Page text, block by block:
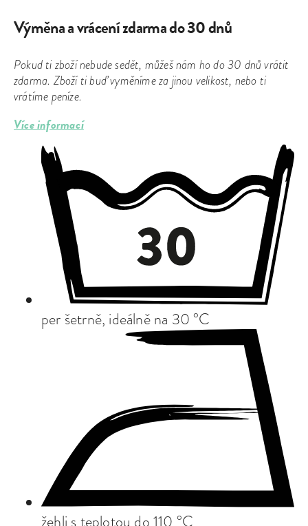
Výměna a vrácení zdarma do 30 dnů
Pokud ti zboží nebude sedět, můžeš nám ho do 30 dnů vrátit
zdarma. Zboží ti buď vyměníme za jinou velikost, nebo ti
vrátíme peníze.
Více informací
per šetrně, ideálně na 30 °C
žehli s teplotou do 110 °C